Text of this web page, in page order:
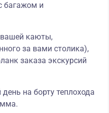
багажом и
вашей каюты,
за вами столика),
заказа экскурсий
на борту теплохода